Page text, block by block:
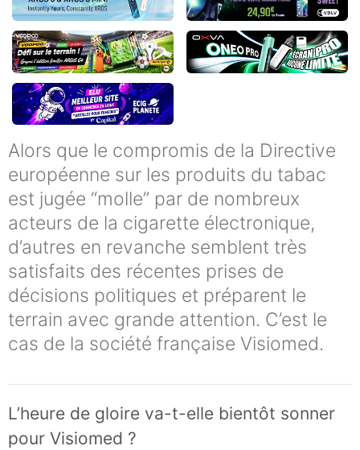
Alors que le compromis de la Directive
européenne sur les produits du tabac
est jugée “molle” par de nombreux
acteurs de la cigarette électronique,
d’autres en revanche semblent très
satisfaits des récentes prises de
décisions politiques et préparent le
terrain avec grande attention. C’est le
cas de la société française Visiomed.
L’heure de gloire va-t-elle bientôt sonner
pour Visiomed ?